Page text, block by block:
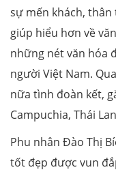
sự mến khách,
giúp hiểu hơn về
những nét văn hóa
người Việt Nam.
nữa tình đoàn kết,
Campuchia, Thái
Phu nhân Đào Thị
tốt đẹp được vun